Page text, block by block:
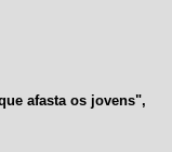
afasta os jovens",